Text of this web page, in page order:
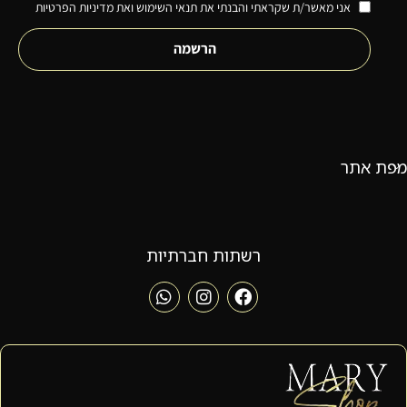
אני מאשר/ת שקראתי והבנתי את תנאי השימוש ואת מדיניות הפרטיות
הרשמה
מפת אתר
רשתות חברתיות